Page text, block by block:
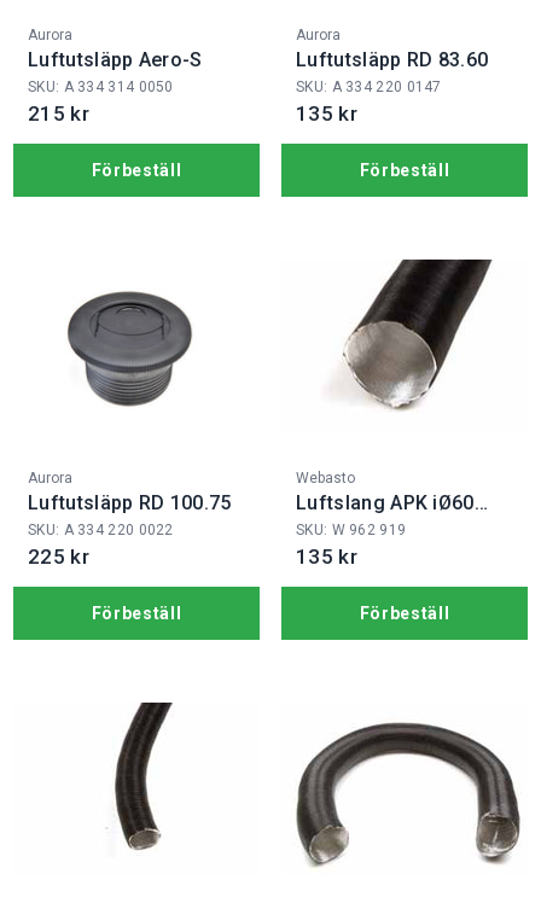
Fabrikat:
Aurora
Luftutsläpp Aero-S
SKU: A 334 314 0050
215 kr
Förbeställ
Fabrikat:
Aurora
Luftutsläpp RD 83.60
SKU: A 334 220 0147
135 kr
Förbeställ
Fabrikat:
Aurora
Luftutsläpp RD 100.75
SKU: A 334 220 0022
225 kr
Förbeställ
Fabrikat:
Webasto
Luftslang APK iØ60
mm
SKU: W 962 919
135 kr
Förbeställ